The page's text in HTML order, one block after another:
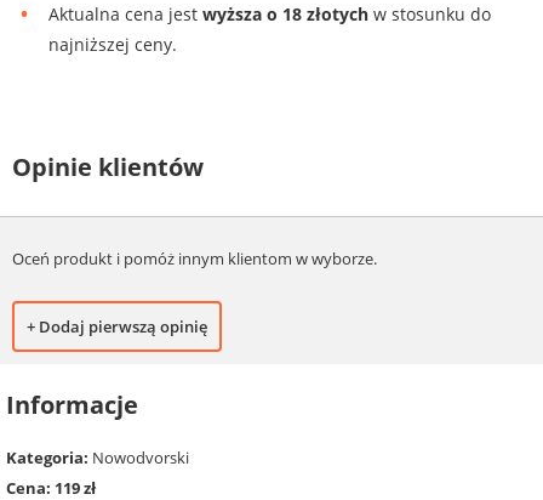
Aktualna cena jest wyższa o 18 złotych w stosunku do
najniższej ceny.
Opinie klientów
Oceń produkt i pomóż innym klientom w wyborze.
+ Dodaj pierwszą opinię
Informacje
Kategoria: Nowodvorski
Cena: 119 zł